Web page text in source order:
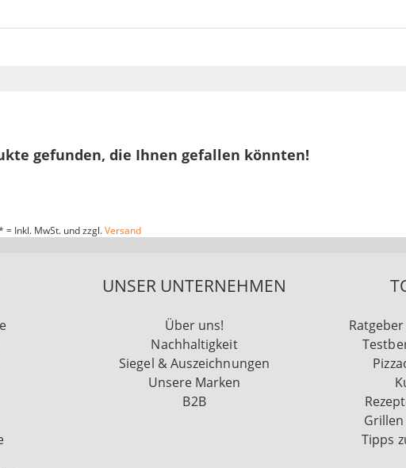
gefunden, die Ihnen gefallen könnten!
= Inkl. MwSt. und zzgl.Versand
UNSER UNTERNEHMEN
Über uns!
Nachhaltigkeit
Siegel & Auszeichnungen
Unsere Marken
B2B
Tipps